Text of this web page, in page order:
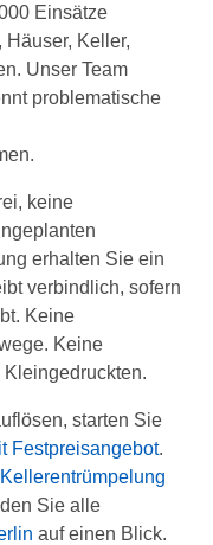
Einsätze
Häuser, Keller,
Unser Team
problematische
keine
erhalten Sie ein
verbindlich, sofern
Keine
Keine
starten Sie
Festpreisangebot.
Kellerentrümpelung
Sie alle
auf einen Blick.